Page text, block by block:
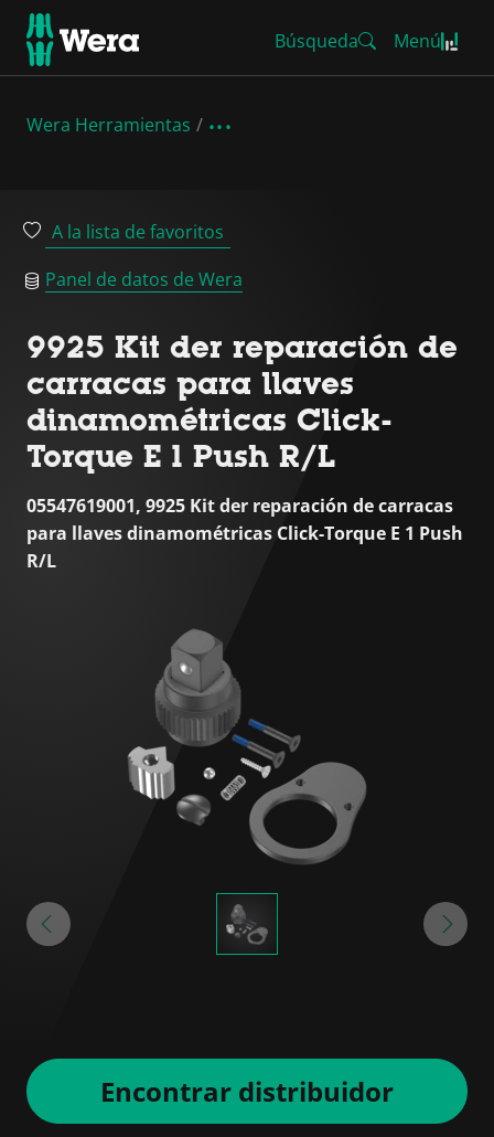
Búsqueda Menú
Wera Herramientas
A la lista de favoritos
Panel de datos de Wera
9925 Kit der reparación de
carracas para llaves
dinamométricas Click-
Torque E 1 Push R/L
05547619001, 9925 Kit der reparación de carracas
para llaves dinamométricas Click-Torque E 1 Push
R/L
Encontrar distribuidor